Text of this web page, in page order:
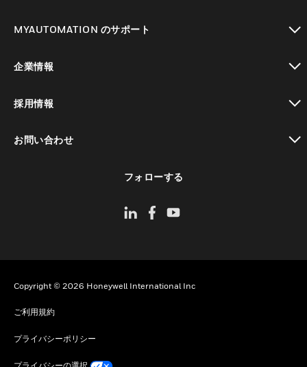
MYAUTOMATION のサポート
企業情報
採用情報
お問い合わせ
フォローする
Copyright © 2026 Honeywell International Inc
ご利用規約
プライバシーポリシー